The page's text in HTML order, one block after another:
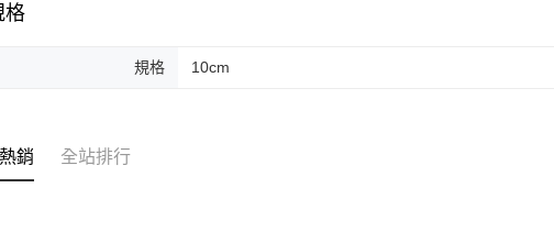
格
規格 10cm
銷 全站排行